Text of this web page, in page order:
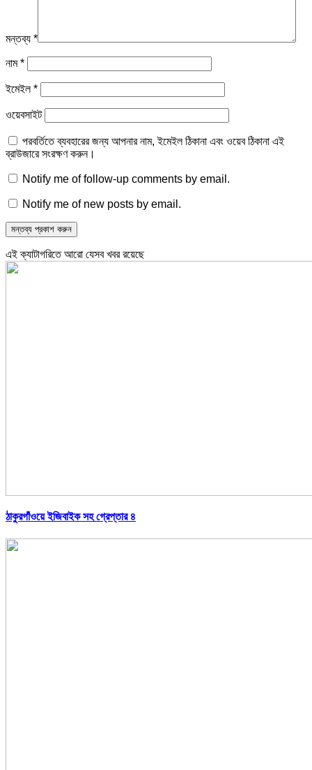
মন্তব্য *
নাম*
ইমেইল*
ওয়েবসাইট
পরবর্তিতে ব্যবহারের জন্য আপনার নাম, ইমেইল ঠিকানা এবং ওয়েব ঠিকানা এই
ব্রাউজারে সংরক্ষণ করুন।
Notify me of follow-up comments by email.
Notify me of new posts by email.
এই ক্যাটাগরিতে আরো যেসব খবর রয়েছে
ঠাকুরগাঁওয়ে ইজিবাইক সহ গ্রেপ্তার ৪